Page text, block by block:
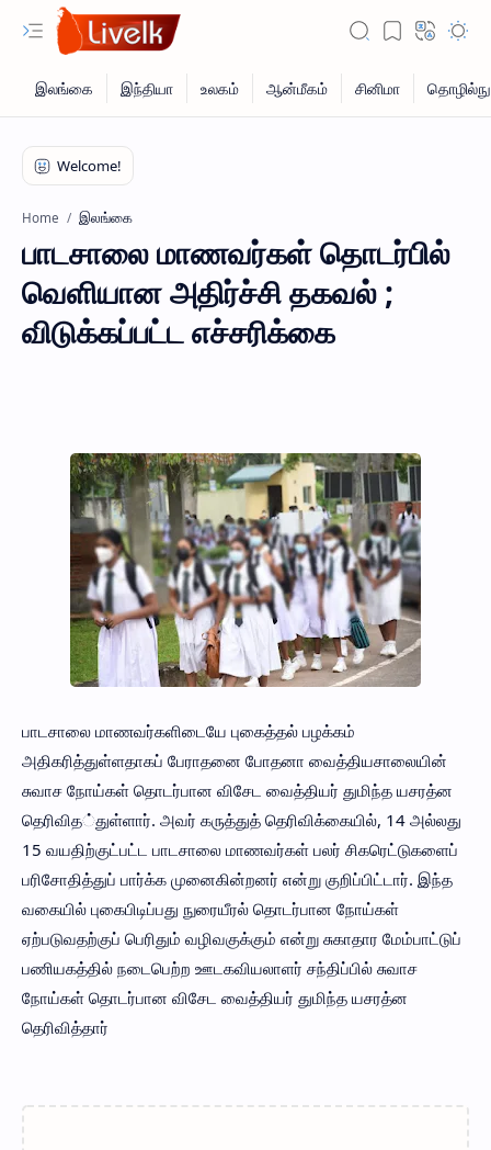
Home இலங்கை
பாடசாலை மாணவர்கள் தொடர்பில்
வெளியான அதிர்ச்சி தகவல் ;
விடுக்கப்பட்ட எச்சரிக்கை
பாடசாலை மாணவர்களிடையே புகைத்தல் பழக்கம்
அதிகரித்துள்ளதாகப் பேராதனை போதனா வைத்தியசாலையின்
சுவாச நோய்கள் தொடர்பான விசேட வைத்தியர் துமிந்த யசரத்ன
தெரிவித்துள்ளார். அவர் கருத்துத் தெரிவிக்கையில், 14 அல்லது
15 வயதிற்குட்பட்ட பாடசாலை மாணவர்கள் பலர் சிகரெட்டுகளைப்
பரிசோதித்துப் பார்க்க முனைகின்றனர் என்று குறிப்பிட்டார். இந்த
வகையில் புகைபிடிப்பது நுரையீரல் தொடர்பான நோய்கள்
ஏற்படுவதற்குப் பெரிதும் வழிவகுக்கும் என்று சுகாதார மேம்பாட்டுப்
பணியகத்தில் நடைபெற்ற ஊடகவியலாளர் சந்திப்பில் சுவாச
நோய்கள் தொடர்பான விசேட வைத்தியர் துமிந்த யசரத்ன
தெரிவித்தார்